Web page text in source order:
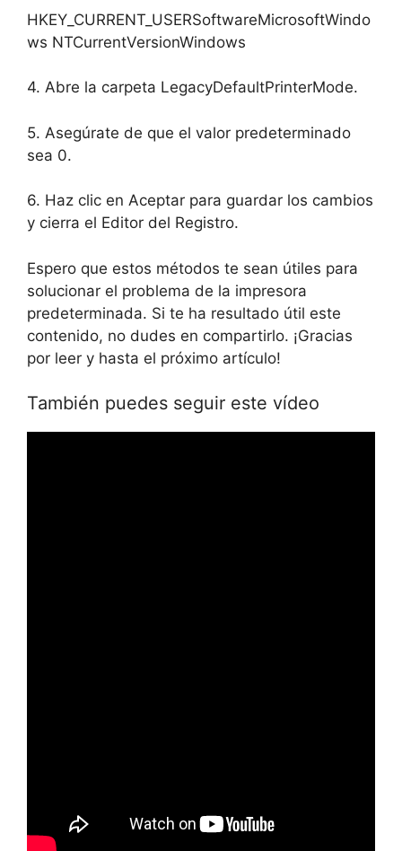
HKEY_CURRENT_USERSoftwareMicrosoftWindo
ws NTCurrentVersionWindows
4. Abre la carpeta LegacyDefaultPrinterMode.
5. Asegúrate de que el valor predeterminado
sea 0.
6. Haz clic en Aceptar para guardar los cambios
y cierra el Editor del Registro.
Espero que estos métodos te sean útiles para
solucionar el problema de la impresora
predeterminada. Si te ha resultado útil este
contenido, no dudes en compartirlo. ¡Gracias
por leer y hasta el próximo artículo!
También puedes seguir este vídeo